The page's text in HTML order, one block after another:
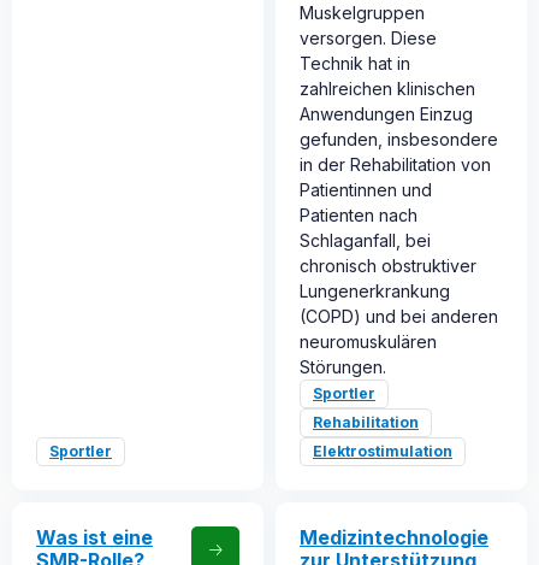
Sportler
Muskelgruppen
versorgen. Diese
Technik hat in
zahlreichen klinischen
Anwendungen Einzug
gefunden, insbesondere
in der Rehabilitation von
Patientinnen und
Patienten nach
Schlaganfall, bei
chronisch obstruktiver
Lungenerkrankung
(COPD) und bei anderen
neuromuskulären
Störungen.
Sportler
Rehabilitation
Elektrostimulation
Was ist eine
Medizintechnologie